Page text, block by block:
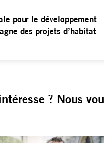
pour le développement
des projets d’habitat
? Nous